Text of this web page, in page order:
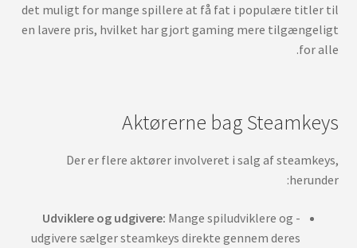
det muligt for mange spillere at få fat i populære titler til
en lavere pris, hvilket har gjort gaming mere tilgængeligt
for alle.
Aktørerne bag Steamkeys
Der er flere aktører involveret i salg af steamkeys,
herunder:
Udviklere og udgivere: Mange spiludviklere og -
udgivere sælger steamkeys direkte gennem deres